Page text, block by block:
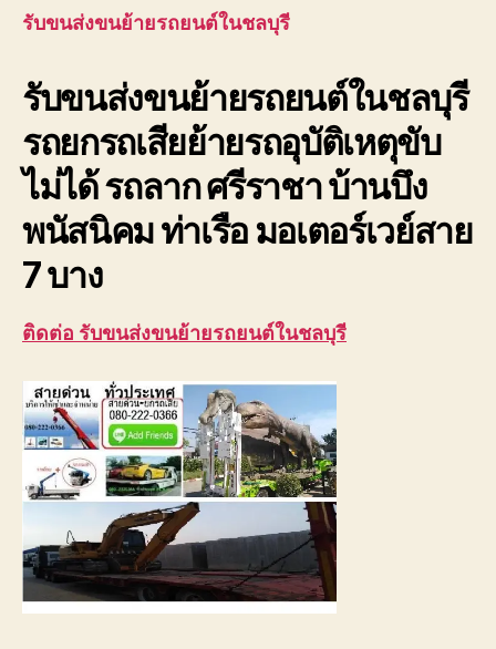
ใน
ชล
ได้
รับขนส่งขนย้ายรถยนต์ในชลบุรี
รับขนส่งขนย้ายรถยนต์ในชลบุรี
รถยกรถเสียย้ายรถอุบัติเหตุขับ
ไม่ได้ รถลาก ศรีราชา บ้านบึง
พนัสนิคม ท่าเรือ มอเตอร์เวย์สาย
7 บาง
ติดต่อ รับขนส่งขนย้ายรถยนต์ในชลบุรี